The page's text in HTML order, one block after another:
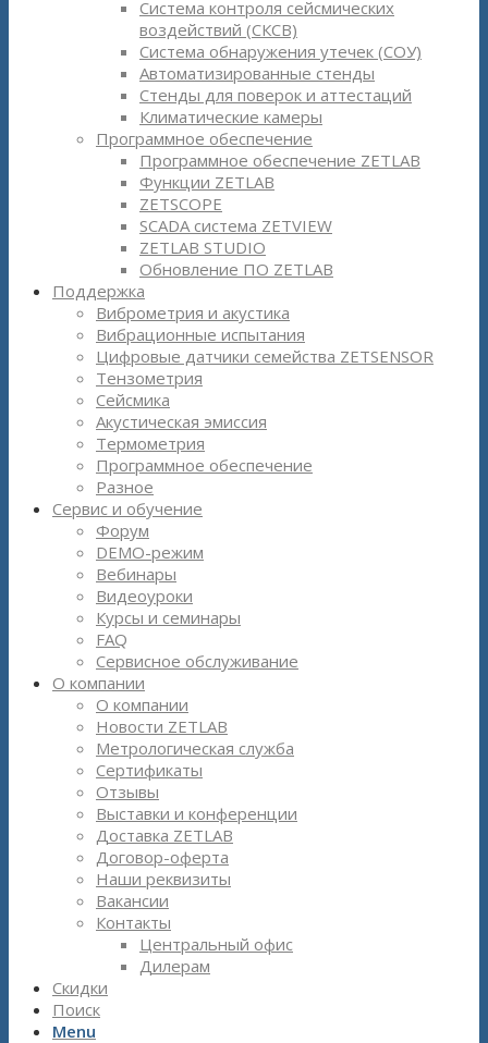
Система контроля сейсмических
воздействий (СКСВ)
Система обнаружения утечек (СОУ)
Автоматизированные стенды
Стенды для поверок и аттестаций
Климатические камеры
Программное обеспечение
Программное обеспечение ZETLAB
Функции ZETLAB
ZETSCOPE
SCADA система ZETVIEW
ZETLAB STUDIO
Обновление ПО ZETLAB
Поддержка
Виброметрия и акустика
Вибрационные испытания
Цифровые датчики семейства ZETSENSOR
Тензометрия
Сейсмика
Акустическая эмиссия
Термометрия
Программное обеспечение
Разное
Сервис и обучение
Форум
DEMO-режим
Вебинары
Видеоуроки
Курсы и семинары
FAQ
Сервисное обслуживание
О компании
О компании
Новости ZETLAB
Метрологическая служба
Сертификаты
Отзывы
Выставки и конференции
Доставка ZETLAB
Договор-оферта
Наши реквизиты
Вакансии
Контакты
Центральный офис
Дилерам
Скидки
Поиск
Menu